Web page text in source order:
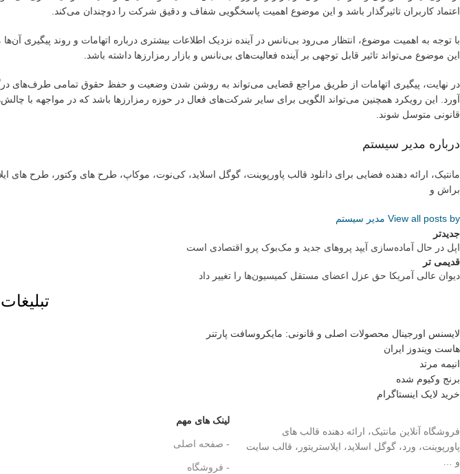
اعتماد کاربران تاثیرگذار باشد و این موضوع اهمیت پاسخگویی شفاف و دقیق شرکت را دوچندان می‌کند.
با توجه به اهمیت موضوع، انتظار می‌رود بی‌نانس در آینده نزدیک اطلاعات بیشتری درباره اتهامات و روند پیگیری
این موضوع می‌تواند تاثیر قابل توجهی بر آینده فعالیت‌های بی‌نانس و بازار رمزارزها داشته باشد.
در نهایت، پیگیری اتهامات از طریق مراجع قضایی می‌تواند به روشن شدن وضعیت و حفظ حقوق تمامی طرف‌های
آورد. این رویکرد همچنین می‌تواند الگویی برای سایر شرکت‌های فعال در حوزه رمزارزها باشد که در مواجهه با
قانونی متوسل شوند.
درباره مدیر سیستم
مانتیک، ارائه دهنده فضایی برای دانلود قالب پاورپوینت، گوگل اسلاید، کی‌نوت، موکاپ، طرح های وکتور، طرح های
براش و
View all posts by مدیر سیستم
جدیدتر
اپل در حال آماده‌سازی آیپد پروهای جدید و مک‌بوک پرو اقتصادی است
قدیمی تر
دیوان عالی آمریکا حق عزل اعضای مستقل کمیسیون‌ها را تغییر داد
لایسنس اورجینال محصولات اصلی و قانونی: مایکروسافت پارتنر
هاست ویندوز ایران
انیمه مرتد
برنج وکیوم شده
خرید لایک اینستاگرام
فروشگاه آنلاین مانتیک، ارائه دهنده قالب های
پاورپوینت، ورد، گوگل اسلاید، ایلاستریتور، قالب سایت
و …
لینک های مهم
- صفحه اصلی
- فروشگاه